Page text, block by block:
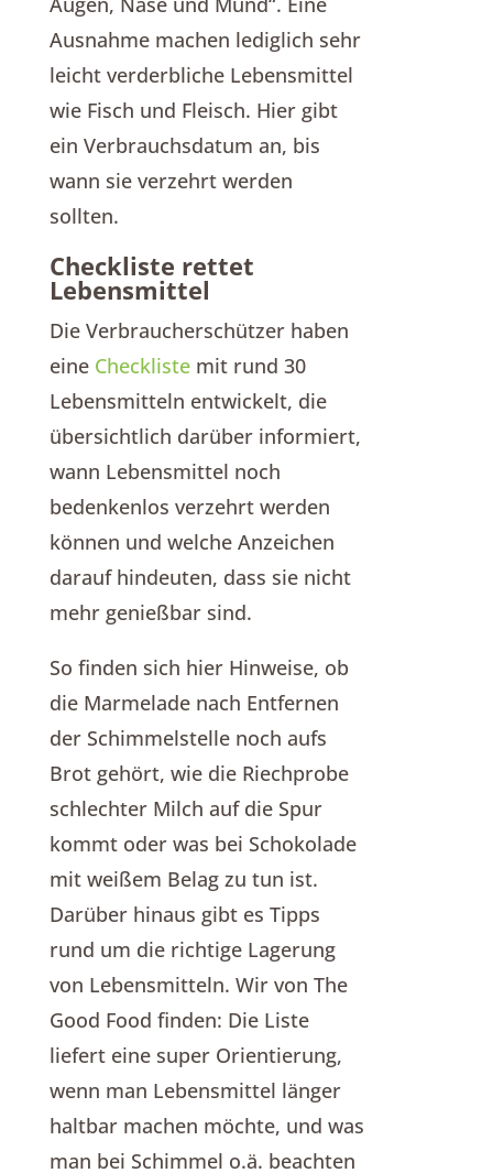
Ausnahme machen lediglich sehr
leicht verderbliche Lebensmittel
wie Fisch und Fleisch. Hier gibt
ein Verbrauchsdatum an, bis
wann sie verzehrt werden
sollten.
Checkliste rettet
Lebensmittel
Die Verbraucherschützer haben
eine Checklistemit rund 30
Lebensmitteln entwickelt, die
übersichtlich darüber informiert,
wann Lebensmittel noch
bedenkenlos verzehrt werden
können und welche Anzeichen
darauf hindeuten, dass sie nicht
mehr genießbar sind.
So finden sich hier Hinweise, ob
die Marmelade nach Entfernen
der Schimmelstelle noch aufs
Brot gehört, wie die Riechprobe
schlechter Milch auf die Spur
kommt oder was bei Schokolade
mit weißem Belag zu tun ist.
Darüber hinaus gibt es Tipps
rund um die richtige Lagerung
von Lebensmitteln. Wir von The
Good Food finden: Die Liste
liefert eine super Orientierung,
wenn man Lebensmittel länger
haltbar machen möchte, und was
man bei Schimmel o.ä. beachten